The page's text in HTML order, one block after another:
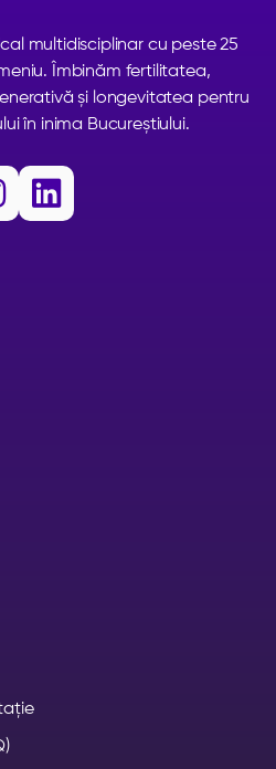
multidisciplinar cu peste 25
Îmbinăm fertilitatea,
și longevitatea pentru
în inima Bucureștiului.
